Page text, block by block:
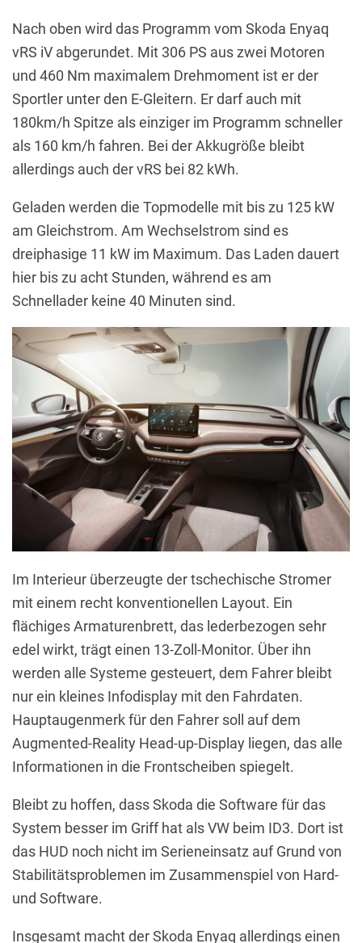
Nach oben wird das Programm vom Skoda Enyaq
vRS iV abgerundet. Mit 306 PS aus zwei Motoren
und 460 Nm maximalem Drehmoment ist er der
Sportler unter den E-Gleitern. Er darf auch mit
180km/h Spitze als einziger im Programm schneller
als 160 km/h fahren. Bei der Akkugröße bleibt
allerdings auch der vRS bei 82 kWh.
Geladen werden die Topmodelle mit bis zu 125 kW
am Gleichstrom. Am Wechselstrom sind es
dreiphasige 11 kW im Maximum. Das Laden dauert
hier bis zu acht Stunden, während es am
Schnellader keine 40 Minuten sind.
Im Interieur überzeugte der tschechische Stromer
mit einem recht konventionellen Layout. Ein
flächiges Armaturenbrett, das lederbezogen sehr
edel wirkt, trägt einen 13-Zoll-Monitor. Über ihn
werden alle Systeme gesteuert, dem Fahrer bleibt
nur ein kleines Infodisplay mit den Fahrdaten.
Hauptaugenmerk für den Fahrer soll auf dem
Augmented-Reality Head-up-Display liegen, das alle
Informationen in die Frontscheiben spiegelt.
Bleibt zu hoffen, dass Skoda die Software für das
System besser im Griff hat als VW beim ID3. Dort ist
das HUD noch nicht im Serieneinsatz auf Grund von
Stabilitätsproblemen im Zusammenspiel von Hard-
und Software.
Insgesamt macht der Skoda Enyaq allerdings einen